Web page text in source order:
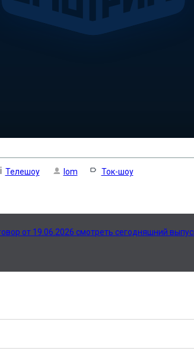
Телешоу lom Ток-шоу
от 19.06.2026 смотреть сегодняшний